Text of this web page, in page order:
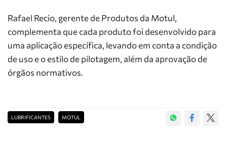
Rafael Recio, gerente de Produtos da Motul,
complementa que cada produto foi desenvolvido para
uma aplicação específica, levando em conta a condição
de uso e o estilo de pilotagem, além da aprovação de
órgãos normativos.
LUBRIFICANTES MOTUL